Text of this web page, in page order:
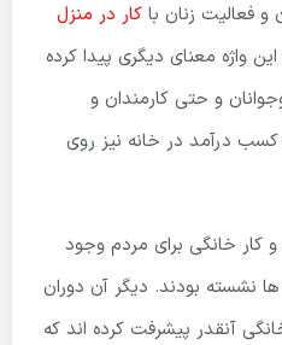
فعالیت زنان با کار در منزل
واژه معنای دیگری پیدا کرده
و حتی کارمندان و
کسب درآمد در خانه نیز روی
خانگی برای مردم وجود
نشسته بودند. دیگر آن دوران
آنقدر پیشرفت کرده اند که